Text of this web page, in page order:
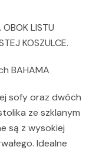
LISTU
KOSZULCE.
BAHAMA
sofy oraz dwóch
ze szklanym
są z wysokiej
Idealne